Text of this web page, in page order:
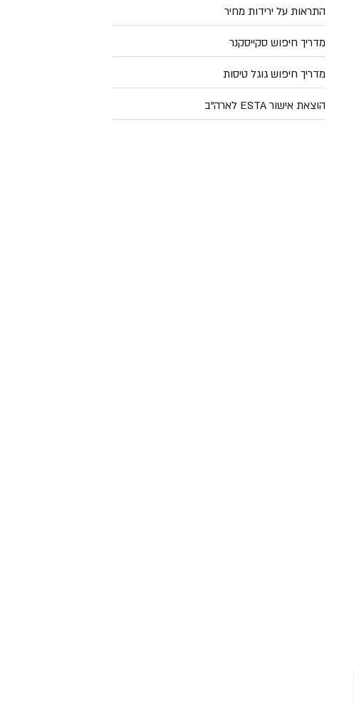
התראות על ירידות מחיר
מדריך חיפוש סקייסקנר
מדריך חיפוש גוגל טיסות
הוצאת אישור ESTA לארה"ב